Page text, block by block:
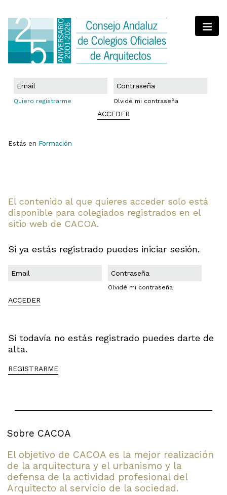
Quiero registrarme Olvidé mi contraseña
ACCEDER
Estás en Formación
El contenido al que quieres acceder solo está
disponible para colegiados registrados en el
sitio web de CACOA.
Si ya estás registrado puedes iniciar sesión.
Olvidé mi contraseña
ACCEDER
Si todavía no estás registrado puedes darte de
alta.
REGISTRARME
Sobre CACOA
El objetivo de CACOA es la mejor realización
de la arquitectura y el urbanismo y la
defensa de la actividad profesional del
Arquitecto al servicio de la sociedad.